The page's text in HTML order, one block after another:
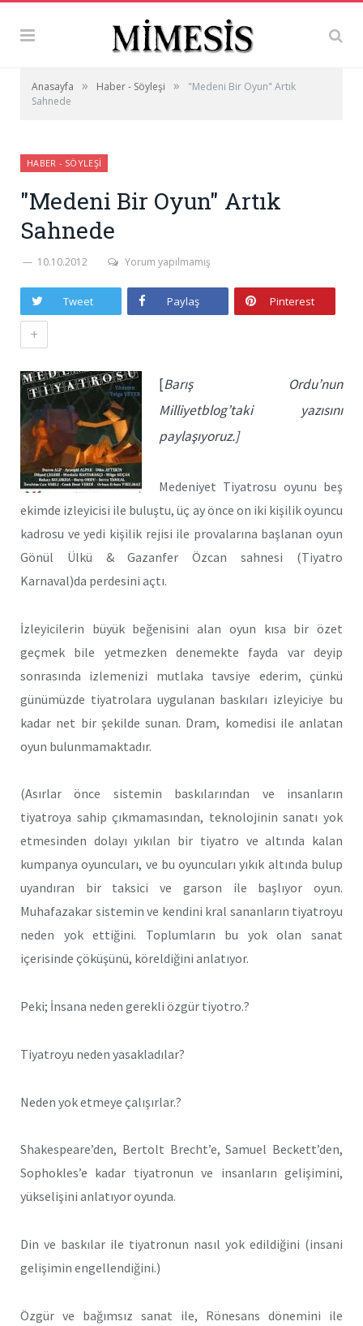
Anasayfa » Haber - Söyleşi »
"Medeni Bir Oyun" Artık
Sahnede
HABER - SÖYLEŞI
"Medeni Bir Oyun" Artık
Sahnede
10.10.2012 Yorum yapılmamış
Tweet Paylaş Pinterest
+
[Barış Ordu’nun
Milliyetblog’taki yazısını
paylaşıyoruz.]
Medeniyet Tiyatrosu oyunu beş
ekimde izleyicisi ile buluştu, üç ay önce on iki kişilik oyuncu
kadrosu ve yedi kişilik rejisi ile provalarına başlanan oyun
Gönül Ülkü & Gazanfer Özcan sahnesi (Tiyatro
Karnaval)da perdesini açtı.
İzleyicilerin büyük beğenisini alan oyun kısa bir özet
geçmek bile yetmezken denemekte fayda var deyip
sonrasında izlemenizi mutlaka tavsiye ederim, çünkü
günümüzde tiyatrolara uygulanan baskıları izleyiciye bu
kadar net bir şekilde sunan. Dram, komedisi ile anlatan
oyun bulunmamaktadır.
(Asırlar önce sistemin baskılarından ve insanların
tiyatroya sahip çıkmamasından, teknolojinin sanatı yok
etmesinden dolayı yıkılan bir tiyatro ve altında kalan
kumpanya oyuncuları, ve bu oyuncuları yıkık altında bulup
uyandıran bir taksici ve garson ile başlıyor oyun.
Muhafazakar sistemin ve kendini kral sananların tiyatroyu
neden yok ettiğini. Toplumların bu yok olan sanat
içerisinde çöküşünü, köreldiğini anlatıyor.
Peki; İnsana neden gerekli özgür tiyotro.?
Tiyatroyu neden yasakladılar?
Neden yok etmeye çalışırlar.?
Shakespeare’den, Bertolt Brecht’e, Samuel Beckett’den,
Sophokles’e kadar tiyatronun ve insanların gelişimini,
yükselişini anlatıyor oyunda.
Din ve baskılar ile tiyatronun nasıl yok edildiğini (insani
gelişimin engellendiğini.)
Özgür ve bağımsız sanat ile, Rönesans dönemini ile